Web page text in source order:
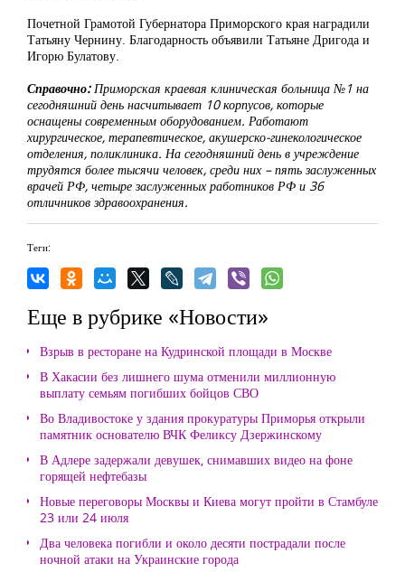
Почетной Грамотой Губернатора Приморского края наградили
Татьяну Чернину. Благодарность объявили Татьяне Дригода и
Игорю Булатову.
Справочно:Приморская краевая клиническая больница №1 на
сегодняшний день насчитывает 10 корпусов, которые
оснащены современным оборудованием. Работают
хирургическое, терапевтическое, акушерско-гинекологическое
отделения, поликлиника. На сегодняшний день в учреждение
трудятся более тысячи человек, среди них – пять заслуженных
врачей РФ, четыре заслуженных работников РФ и 36
отличников здравоохранения.
Теги:
Еще в рубрике «Новости»
Взрыв в ресторане на Кудринской площади в Москве
В Хакасии без лишнего шума отменили миллионную
выплату семьям погибших бойцов СВО
Во Владивостоке у здания прокуратуры Приморья открыли
памятник основателю ВЧК Феликсу Дзержинскому
В Адлере задержали девушек, снимавших видео на фоне
горящей нефтебазы
Новые переговоры Москвы и Киева могут пройти в Стамбуле
23 или 24 июля
Два человека погибли и около десяти пострадали после
ночной атаки на Украинские города